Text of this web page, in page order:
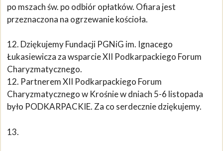
po mszach św. po odbiór opłatków. Ofiara jest
przeznaczona na ogrzewanie kościoła.
12. Dziękujemy Fundacji PGNiG im. Ignacego
Łukasiewicza za wsparcie XII Podkarpackiego Forum
Charyzmatycznego.
12. Partnerem XII Podkarpackiego Forum
Charyzmatycznego w Krośnie w dniach 5-6 listopada
było PODKARPACKIE. Za co serdecznie dziękujemy.
13.